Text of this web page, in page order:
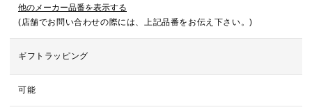
他のメーカー品番を表示する
(店舗でお問い合わせの際には、上記品番をお伝え下さい。)
ギフトラッピング
可能